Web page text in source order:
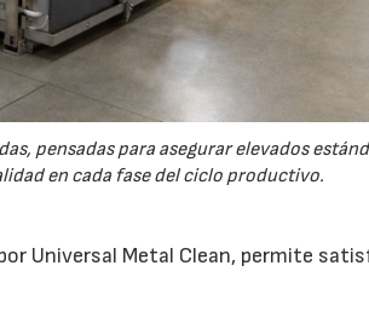
pensadas para asegurar elevados
en cada fase del ciclo productivo.
Universal Metal Clean, permite